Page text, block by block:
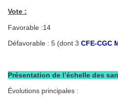
Vote :
Favorable :14
Défavorable : 5 (dont 3 CFE-CGC
Présentation de l’échelle des
Évolutions principales :